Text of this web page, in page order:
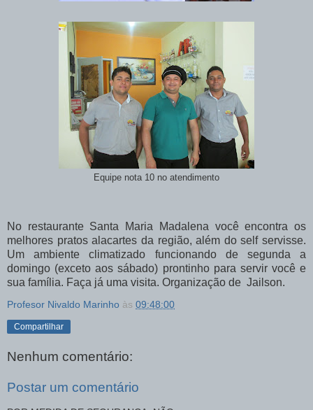
Equipe nota 10 no atendimento
No restaurante Santa Maria Madalena você encontra os
melhores pratos alacartes da região, além do self servisse.
Um ambiente climatizado funcionando de segunda a
domingo (exceto aos sábado) prontinho para servir você e
sua família. Faça já uma visita. Organização de Jailson.
Profesor Nivaldo Marinho às 09:48:00
Compartilhar
Nenhum comentário:
Postar um comentário